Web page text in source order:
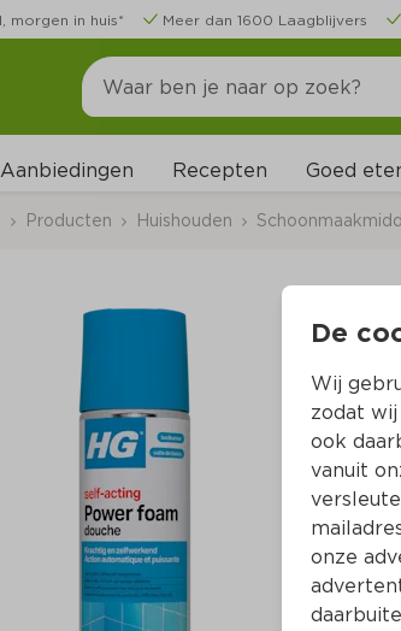
morgen in huis* Meer dan 1600 Laagblijvers
Aanbiedingen Recepten Goed
Producten Huishouden
De
Wij
zodat
ook
vanuit
onze